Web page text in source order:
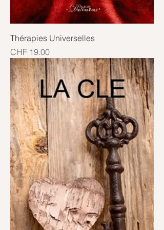
Thérapies Universelles
Price
CHF 19.00